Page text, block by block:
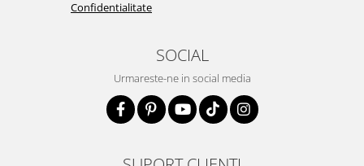
Confidentialitate
SOCIAL
Urmareste-ne in social media